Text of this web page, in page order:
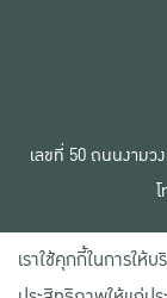
เลขที่ 50 ถนนงามว
เราใช้คุกกี้ในการให้